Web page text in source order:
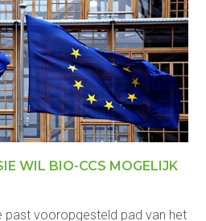
WIL BIO-CCS MOGELIJK
past vooropgesteld pad van het